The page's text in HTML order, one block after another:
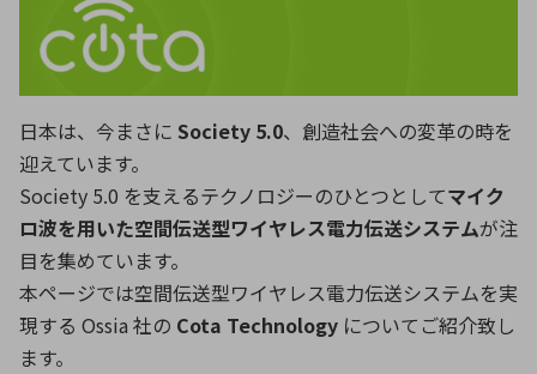
ロボティクス（AI）
データセンタ・クラウド
ミリ波レーダー
品質管理・検査
接着・接合
製品製造・加工
レーザー・光学部品 組込コンピュータ
特定用途向け・その他 サービス
アルファベット順
F G
H
I
M
N O
P
Q
U
V
X
日本は、今まさに Society 5.0、創造社会への変革の時を
迎えています。
Society 5.0 を支えるテクノロジーのひとつとしてマイク
ロ波を用いた空間伝送型ワイヤレス電力伝送システムが注
目を集めています。
本ページでは空間伝送型ワイヤレス電力伝送システムを実
現する Ossia 社の Cota Technology についてご紹介致し
ます。